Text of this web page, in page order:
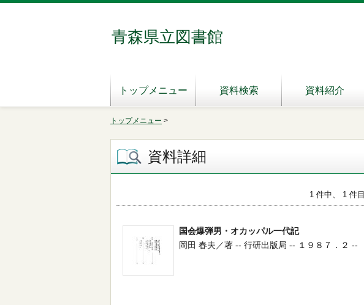
青森県立図書館
トップメニュー 資料検索 資料紹介
トップメニュー >
資料詳細
1 件中、 1 件目
国会爆弾男・オカッパル一代記
岡田 春夫／著 -- 行研出版局 -- １９８７．２ --